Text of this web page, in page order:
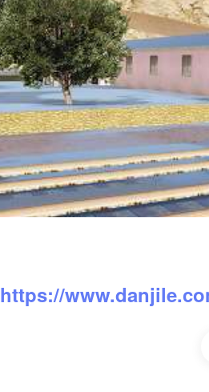
https://